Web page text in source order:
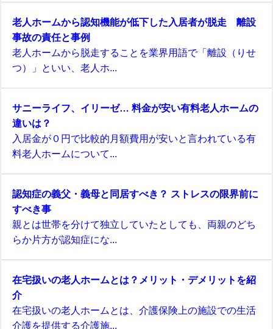
老人ホームから認知機能が低下した入居者が脱走 離設
事故の責任と事例
老人ホームから脱走することを業界用語で「離設（りせ
つ）」といい、老人ホ...
サニーライフ、イリーゼ… 料金が安い有料老人ホームの
違いは？
入居金が０円で比較的月額費用が安いと言われている有
料老人ホームについて...
認知症の義父・義母と同居すべき？ ストレスの限界前に
すべき事
親とは世帯を分けて独立していたとしても、両親のどち
らか片方が認知症にな...
在宅扱いの老人ホームとは？メリット・デメリットを紹
介
在宅扱いの老人ホームとは、介護保険上の施設での生活
介護を提供する介護施...